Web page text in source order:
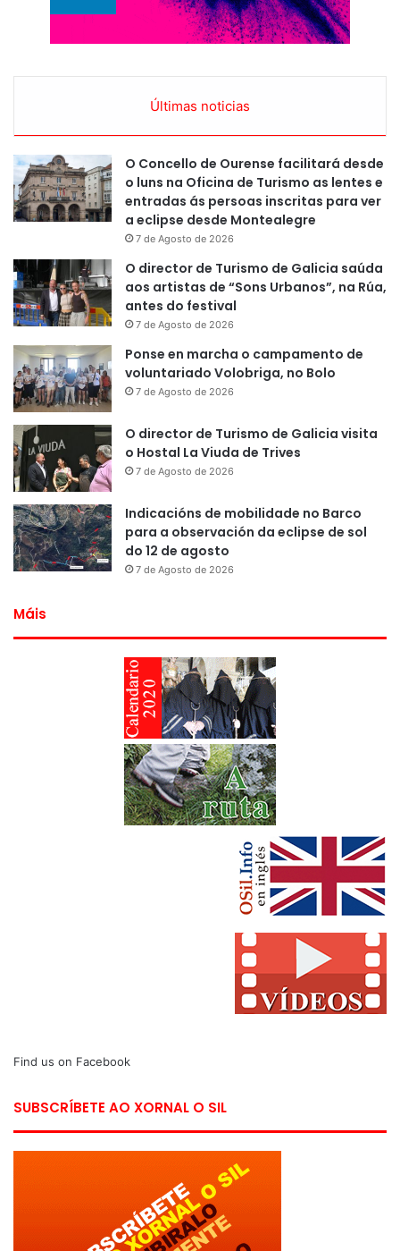
Últimas noticias
O Concello de Ourense facilitará desde
o luns na Oficina de Turismo as lentes e
entradas ás persoas inscritas para ver
a eclipse desde Montealegre
7 de Agosto de 2026
O director de Turismo de Galicia saúda
aos artistas de “Sons Urbanos”, na Rúa,
antes do festival
7 de Agosto de 2026
Ponse en marcha o campamento de
voluntariado Volobriga, no Bolo
7 de Agosto de 2026
O director de Turismo de Galicia visita
o Hostal La Viuda de Trives
7 de Agosto de 2026
Indicacións de mobilidade no Barco
para a observación da eclipse de sol
do 12 de agosto
7 de Agosto de 2026
Máis
Find us on Facebook
SUBSCRÍBETE AO XORNAL O SIL